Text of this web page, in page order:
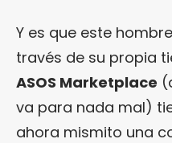
Y es que este
través de su propia
ASOS Marketplace
va para nada mal)
ahora mismito una